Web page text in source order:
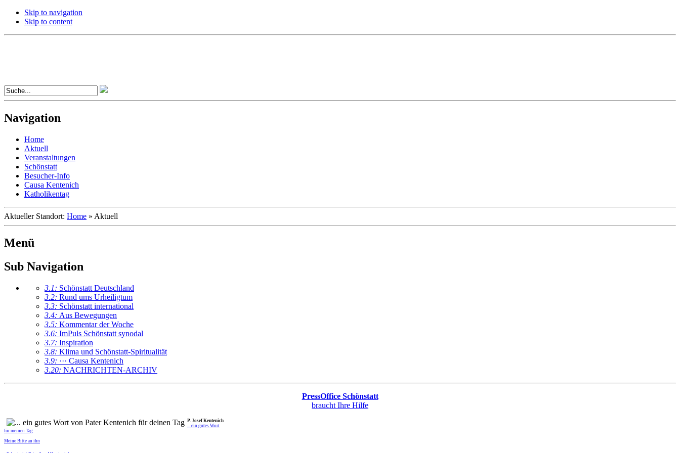
Skip to navigation
Skip to content
Navigation
Home
Aktuell
Veranstaltungen
Schönstatt
Besucher-Info
Causa Kentenich
Katholikentag
Aktueller Standort: Home » Aktuell
Menü
Sub Navigation
3.1: Schönstatt Deutschland
3.2: Rund ums Urheiligtum
3.3: Schönstatt international
3.4: Aus Bewegungen
3.5: Kommentar der Woche
3.6: ImPuls Schönstatt synodal
3.7: Inspiration
3.8: Klima und Schönstatt-Spiritualität
3.9: ··· Causa Kentenich
3.20: NACHRICHTEN-ARCHIV
PressOffice Schönstatt
braucht Ihre Hilfe
P. Josef Kentenich
... ein gutes Wort
für meinen Tag
Meine Bitte an ihn